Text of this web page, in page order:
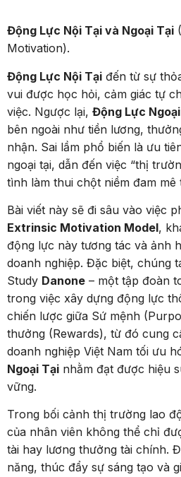
Động Lực Nội Tại và Ngoại Tại
Motivation).
Động Lực Nội Tại đến từ sự
vui được học hỏi, cảm giác tự
việc. Ngược lại, Động Lực
bên ngoài như tiền lương,
nhận. Sai lầm phổ biến là ưu
ngoại tại, dẫn đến việc “thị
tình làm thui chột niềm đam mê
Bài viết này sẽ đi sâu vào việc
Extrinsic Motivation Model,
động lực này tương tác và ảnh
doanh nghiệp. Đặc biệt, chúng
Study Danone – một tập đoàn
trong việc xây dựng động lực
chiến lược giữa Sứ mệnh
thưởng (Rewards), từ đó cung
doanh nghiệp Việt Nam tối ưu
Ngoại Tại nhằm đạt được hiệu
vững.
Trong bối cảnh thị trường lao
của nhân viên không thể chỉ
tài hay lương thưởng tài chính.
năng, thúc đẩy sự sáng tạo và